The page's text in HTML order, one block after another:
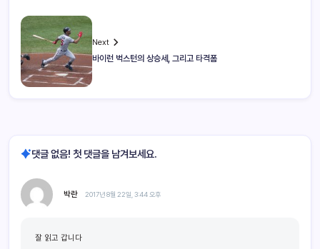
Next
바이런 벅스턴의 상승세, 그리고 타격폼
댓글 없음! 첫 댓글을 남겨보세요.
박란 2017년 8월 22일, 3:44 오후
잘 읽고 갑니다